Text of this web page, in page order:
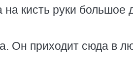
кисть руки большое
Он приходит сюда в